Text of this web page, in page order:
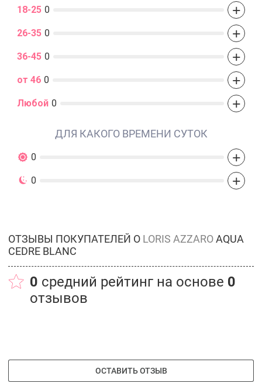
18-25 0 +
26-35 0 +
36-45 0 +
от 46 0 +
Любой 0 +
ДЛЯ КАКОГО ВРЕМЕНИ СУТОК
0 +
0 +
ОТЗЫВЫ ПОКУПАТЕЛЕЙ О LORIS AZZAROAQUA
CEDRE BLANC
0 средний рейтинг на основе 0
отзывов
ОСТАВИТЬ ОТЗЫВ